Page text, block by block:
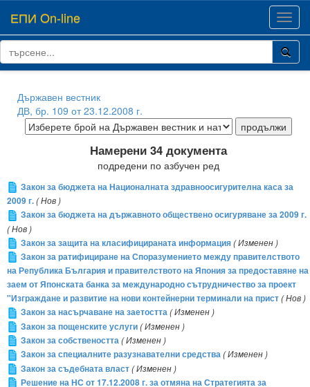
ЕПИ On-line
Държавен вестник
ДВ, бр. 109 от 23.12.2008 г.
Намерени 34 документа
подредени по азбучен ред
Закон за бюджета на Националната здравноосигурителна каса за
2009 г.( Нов )
Закон за бюджета на държавното обществено осигуряване за 2009 г.
( Нов )
Закон за защита на класифицираната информация( Изменен )
Закон за ратифициране на Споразумението между правителството
на Република България и правителството на Япония за предоставяне на
заем от Японската банка за международно сътрудничество за проект
"Изграждане и развитие на нови контейнерни терминали на прист( Нов )
Закон за насърчаване на заетостта( Изменен )
Закон за пощенските услуги( Изменен )
Закон за собствеността( Изменен )
Закон за специалните разузнавателни средства( Изменен )
Закон за съдебната власт( Изменен )
Решение на НС от 17.12.2008 г. за отмяна на Стратегията за